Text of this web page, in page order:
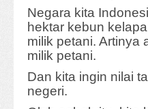
Negara kita
hektar kebun
milik petani. Artinya
milik petani.
Dan kita ingin nilai
negeri.